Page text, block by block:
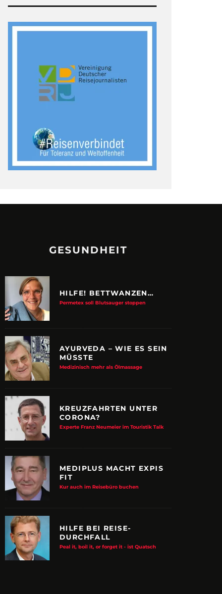
MACHER
System werden Reisen sicherer
ZUPANCIC
GESUNDHEIT
HILFE! BETTWANZEN…
Permetex soll Blutsauger stoppen
AYURVEDA – WIE ES SEIN
MÜSSTE
Medizinisch mehr als Ölmassage
KREUZFAHRTEN UNTER
CORONA?
Experte Franz Neumeier im Touristik Talk
MEDIPLUS MACHT EXPIS
FIT
Kur auch im Reisebüro buchen
HILFE BEI REISE-
DURCHFALL
Peal it, boil it, or forget it - ist Quatsch